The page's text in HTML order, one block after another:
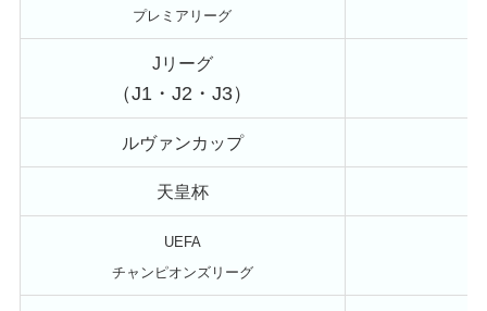
プレミアリーグ
Jリーグ
（J1・J2・J3）
ルヴァンカップ
天皇杯
UEFA
チャンピオンズリーグ